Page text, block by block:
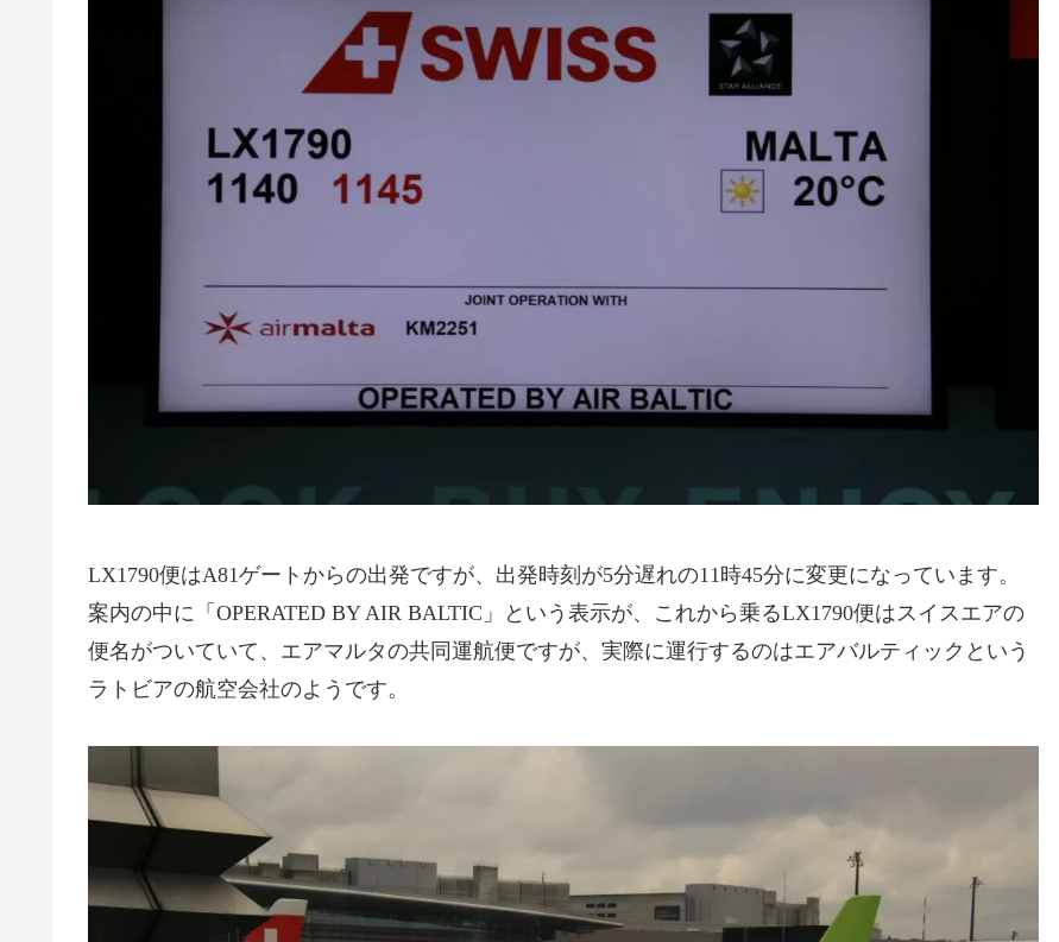
LX1790便はA81ゲートからの出発ですが、出発時刻が5分遅れの11時45分に変更になっています。
案内の中に「OPERATED BY AIR BALTIC」という表示が、これから乗るLX1790便はスイスエアの
便名がついていて、エアマルタの共同運航便ですが、実際に運行するのはエアバルティックという
ラトビアの航空会社のようです。